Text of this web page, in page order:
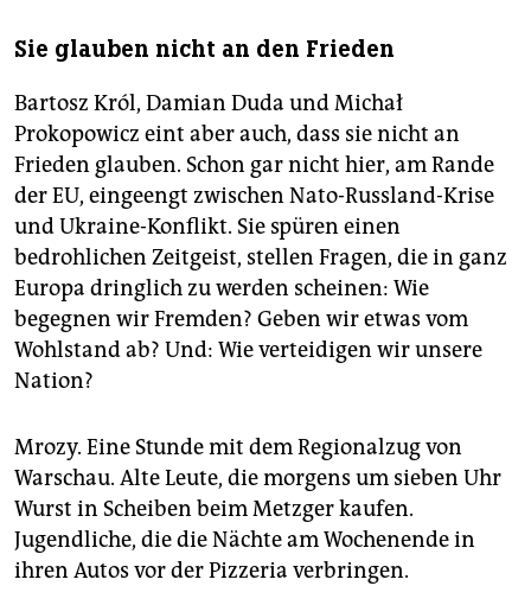
Sie glauben nicht an den Frieden
Bartosz Król, Damian Duda und Michał
Prokopowicz eint aber auch, dass sie nicht an
Frieden glauben. Schon gar nicht hier, am Rande
der EU, eingeengt zwischen Nato-Russland-Krise
und Ukraine-Konflikt. Sie spüren einen
bedrohlichen Zeitgeist, stellen Fragen, die in ganz
Europa dringlich zu werden scheinen: Wie
begegnen wir Fremden? Geben wir etwas vom
Wohlstand ab? Und: Wie verteidigen wir unsere
Nation?
Mrozy. Eine Stunde mit dem Regionalzug von
Warschau. Alte Leute, die morgens um sieben Uhr
Wurst in Scheiben beim Metzger kaufen.
Jugendliche, die die Nächte am Wochenende in
ihren Autos vor der Pizzeria verbringen.